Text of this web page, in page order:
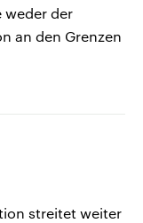
weder der
an den Grenzen
streitet weiter